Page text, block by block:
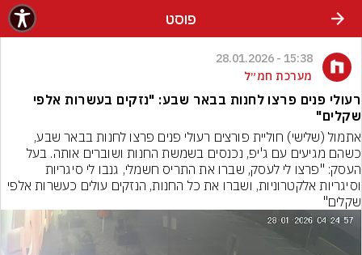
פוסט
15:38 - 28.01.2026
מערכת חמ״ל
רעולי פנים פרצו לחנות בבאר שבע: "נזקים בעשרות אלפי
שקלים"
שקלים"